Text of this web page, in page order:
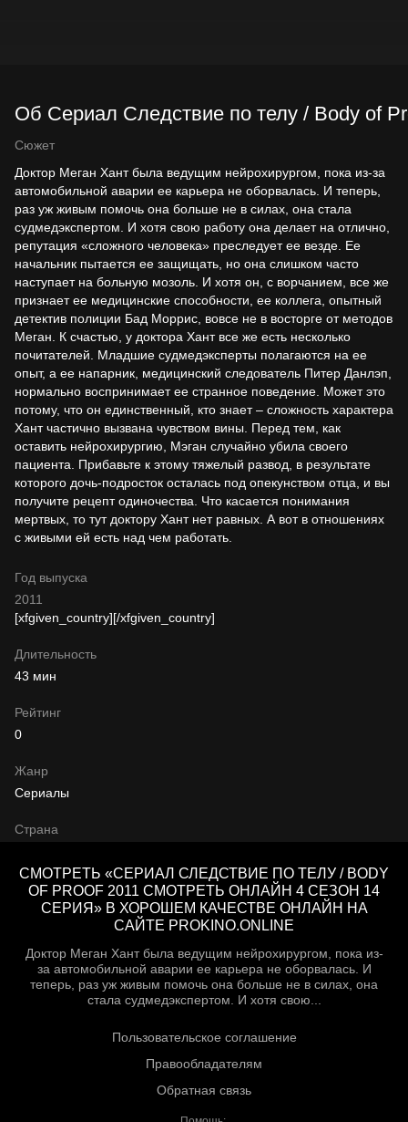
Об Сериал Следствие по телу / Body of
Сюжет
Доктор Меган Хант была ведущим нейрохирургом, пока из-за
автомобильной аварии ее карьера не оборвалась. И теперь,
раз уж живым помочь она больше не в силах, она стала
судмедэкспертом. И хотя свою работу она делает на отлично,
репутация «сложного человека» преследует ее везде. Ее
начальник пытается ее защищать, но она слишком часто
наступает на больную мозоль. И хотя он, с ворчанием, все же
признает ее медицинские способности, ее коллега, опытный
детектив полиции Бад Моррис, вовсе не в восторге от методов
Меган. К счастью, у доктора Хант все же есть несколько
почитателей. Младшие судмедэксперты полагаются на ее
опыт, а ее напарник, медицинский следователь Питер Данлэп,
нормально воспринимает ее странное поведение. Может это
потому, что он единственный, кто знает – сложность характера
Хант частично вызвана чувством вины. Перед тем, как
оставить нейрохирургию, Мэган случайно убила своего
пациента. Прибавьте к этому тяжелый развод, в результате
которого дочь-подросток осталась под опекунством отца, и вы
получите рецепт одиночества. Что касается понимания
мертвых, то тут доктору Хант нет равных. А вот в отношениях
с живыми ей есть над чем работать.
Год выпуска
2011
Жанр
Сериалы
Длительность
43 мин
[xfgiven_country]
Страна
[/xfgiven_country]
Рейтинг
0
СМОТРЕТЬ «СЕРИАЛ СЛЕДСТВИЕ ПО ТЕЛУ / BODY
OF PROOF 2011 СМОТРЕТЬ ОНЛАЙН 4 СЕЗОН 14
СЕРИЯ» В ХОРОШЕМ КАЧЕСТВЕ ОНЛАЙН НА
САЙТЕ PROKINO.ONLINE
Доктор Меган Хант была ведущим нейрохирургом, пока из-
за автомобильной аварии ее карьера не оборвалась. И
теперь, раз уж живым помочь она больше не в силах, она
стала судмедэкспертом. И хотя свою...
Пользовательское соглашение
Правообладателям
Обратная связь